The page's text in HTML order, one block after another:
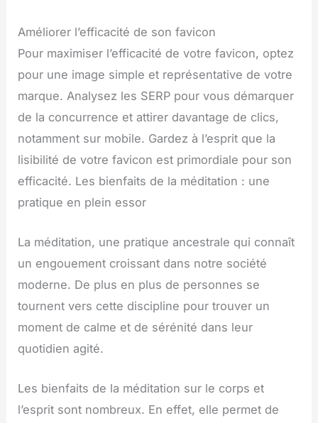
Améliorer l’efficacité de son favicon
Pour maximiser l’efficacité de votre favicon, optez
pour une image simple et représentative de votre
marque. Analysez les SERP pour vous démarquer
de la concurrence et attirer davantage de clics,
notamment sur mobile. Gardez à l’esprit que la
lisibilité de votre favicon est primordiale pour son
efficacité. Les bienfaits de la méditation : une
pratique en plein essor
La méditation, une pratique ancestrale qui connaît
un engouement croissant dans notre société
moderne. De plus en plus de personnes se
tournent vers cette discipline pour trouver un
moment de calme et de sérénité dans leur
quotidien agité.
Les bienfaits de la méditation sur le corps et
l’esprit sont nombreux. En effet, elle permet de